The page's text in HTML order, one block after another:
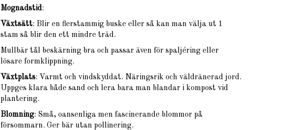
Mognadstid:
Växtsätt: Blir en flerstammig buske eller så kan man välja ut 1
stam så blir den ett mindre träd.
Mullbär tål beskärning bra och passar även för spaljéring eller
lösare formklippning.
Växtplats: Varmt och vindskyddat. Näringsrik och väldränerad jord.
Uppges klara både sand och lera bara man blandar i kompost vid
plantering.
Blomning: Små, oansenliga men fascinerande blommor på
försommarn. Ger bär utan pollinering.